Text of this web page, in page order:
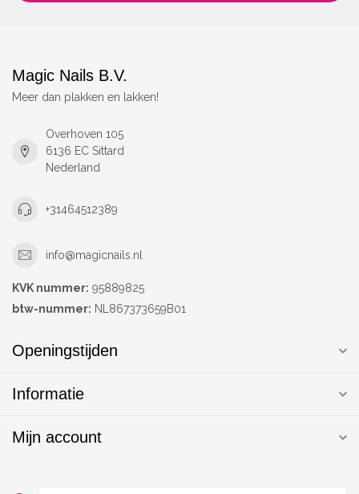
Magic Nails B.V.
Meer dan plakken en lakken!
Overhoven 105
6136 EC Sittard
Nederland
+31464512389
info@magicnails.nl
KVK nummer: 95889825
btw-nummer: NL867373659B01
Openingstijden
Informatie
Mijn account